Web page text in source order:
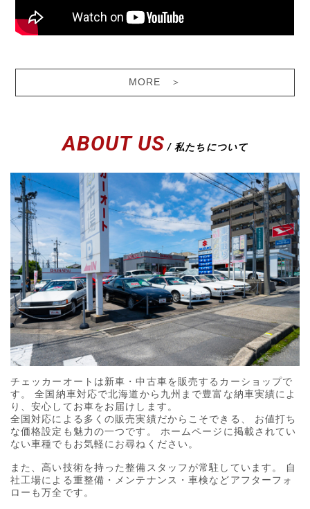
MORE ＞
ABOUT US / 私たちについて
チェッカーオートは新車・中古車を販売するカーショップで
す。
全国納車対応で北海道から九州まで豊富な納車実績によ
り、安心してお車をお届けします。
全国対応による多くの販売実績だからこそできる、
お値打ち
な価格設定も魅力の一つです。
ホームページに掲載されてい
ない車種でもお気軽にお尋ねください。
また、高い技術を持った整備スタッフが常駐しています。
自
社工場による重整備・メンテナンス・車検などアフターフォ
ローも万全です。